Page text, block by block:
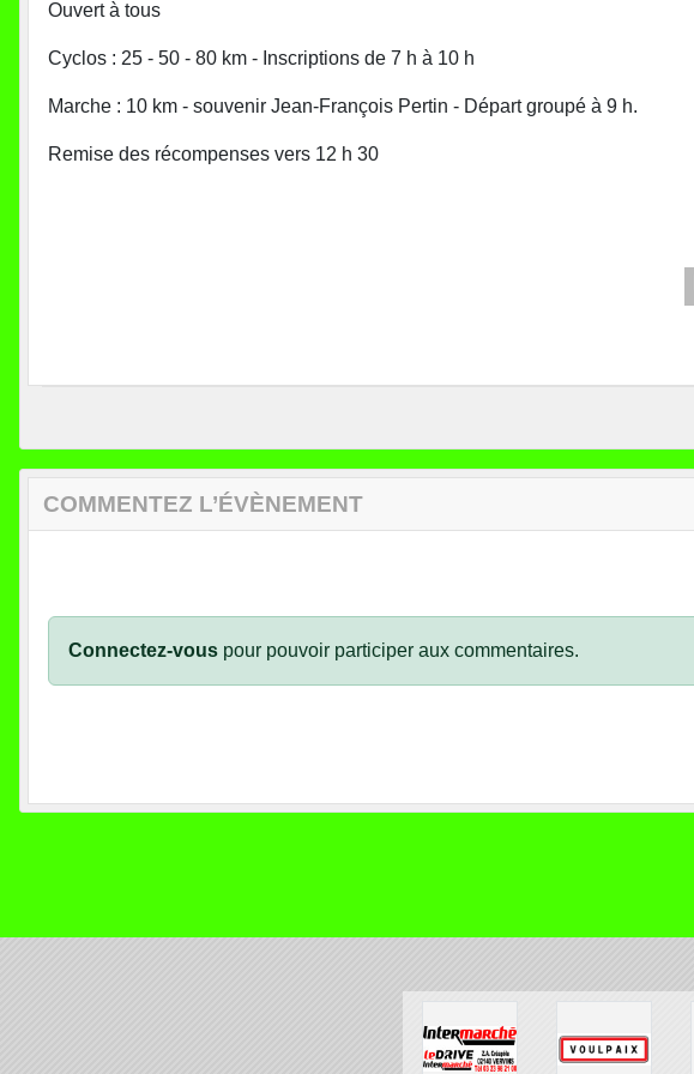
Ouvert à tous
Cyclos : 25 - 50 - 80 km - Inscriptions de 7 h à 10 h
Marche : 10 km - souvenir Jean-François Pertin - Départ groupé à 9 h.
Remise des récompenses vers 12 h 30
COMMENTEZ L’ÉVÈNEMENT
Connectez-vous pour pouvoir participer aux commentaires.